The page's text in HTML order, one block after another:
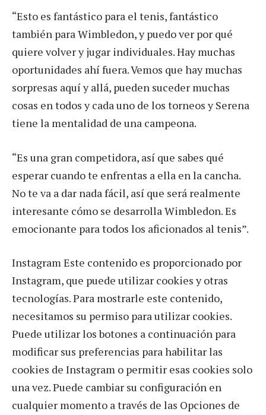
“Esto es fantástico para el tenis, fantástico
también para Wimbledon, y puedo ver por qué
quiere volver y jugar individuales. Hay muchas
oportunidades ahí fuera. Vemos que hay muchas
sorpresas aquí y allá, pueden suceder muchas
cosas en todos y cada uno de los torneos y Serena
tiene la mentalidad de una campeona.
“Es una gran competidora, así que sabes qué
esperar cuando te enfrentas a ella en la cancha.
No te va a dar nada fácil, así que será realmente
interesante cómo se desarrolla Wimbledon. Es
emocionante para todos los aficionados al tenis”.
Instagram Este contenido es proporcionado por
Instagram, que puede utilizar cookies y otras
tecnologías. Para mostrarle este contenido,
necesitamos su permiso para utilizar cookies.
Puede utilizar los botones a continuación para
modificar sus preferencias para habilitar las
cookies de Instagram o permitir esas cookies solo
una vez. Puede cambiar su configuración en
cualquier momento a través de las Opciones de